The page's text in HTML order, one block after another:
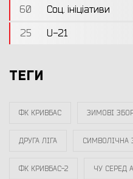
60
Соц. ініціативи
25
U-21
ТЕГИ
ФК КРИВБАС ЗИМОВІ
ДРУГА ЛІГА СИМВОЛІЧНА
ФК КРИВБАС-2 ЧУ СЕРЕД